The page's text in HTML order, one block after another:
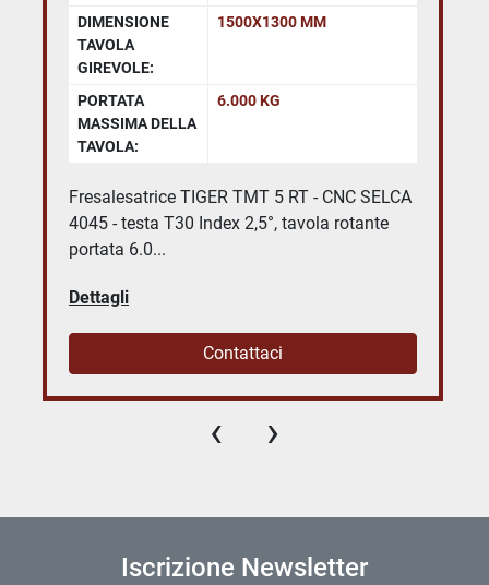
DIMENSIONE
TAVOLA
GIREVOLE:
1500X1300 MM
PORTATA
MASSIMA DELLA
TAVOLA:
6.000 KG
Fresalesatrice TIGER TMT 5 RT - CNC SELCA
4045 - testa T30 Index 2,5°, tavola rotante
portata 6.0...
Dettagli
Contattaci
‹ ›
Iscrizione Newsletter